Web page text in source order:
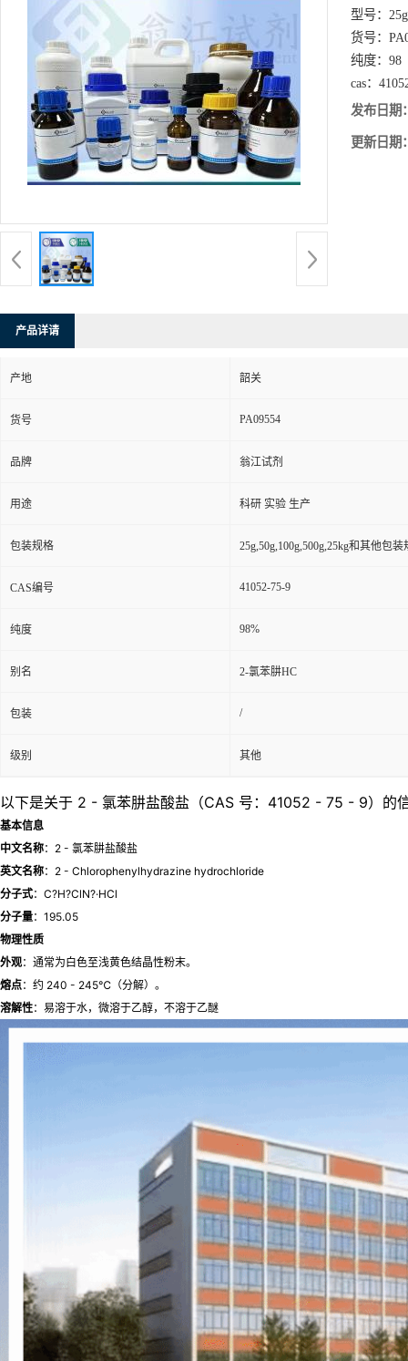
型号：
货号：
纯度： 98
cas：
发布日期
更新日期
产品详请
产地 韶关
货号 PA09554
品牌 翁江试剂
用途 科研 实验 生产
包装规格 25g,50g,100g,500g,25kg和其他包装
CAS编号 41052-75-9
纯度 98%
别名 2-氯苯肼HC
包装 /
级别 其他
以下是关于 2 - 氯苯肼盐酸盐（CAS 号：41052 - 75 - 9）的
基本信息
中文名称：2 - 氯苯肼盐酸盐
英文名称：2 - Chlorophenylhydrazine hydrochloride
分子式：C?H?ClN?·HCl
分子量：195.05
物理性质
外观：通常为白色至浅黄色结晶性粉末。
熔点：约 240 - 245℃（分解）。
溶解性：易溶于水，微溶于乙醇，不溶于乙醚